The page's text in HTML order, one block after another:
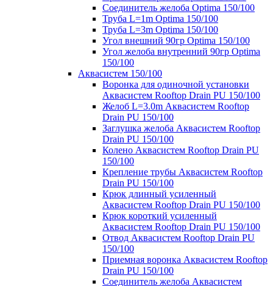
Соединитель желоба Optima 150/100
Труба L=1m Optima 150/100
Труба L=3m Optima 150/100
Угол внешний 90гр Optima 150/100
Угол желоба внутренний 90гр Optima
150/100
Аквасистем 150/100
Воронка для одиночной установки
Аквасистем Rooftop Drain PU 150/100
Желоб L=3.0m Аквасистем Rooftop
Drain PU 150/100
Заглушка желоба Аквасистем Rooftop
Drain PU 150/100
Колено Аквасистем Rooftop Drain PU
150/100
Крепление трубы Аквасистем Rooftop
Drain PU 150/100
Крюк длинный усиленный
Аквасистем Rooftop Drain PU 150/100
Крюк короткий усиленный
Аквасистем Rooftop Drain PU 150/100
Отвод Аквасистем Rooftop Drain PU
150/100
Приемная воронка Аквасистем Rooftop
Drain PU 150/100
Соединитель желоба Аквасистем